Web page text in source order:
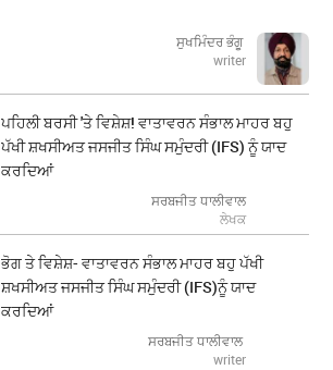
ਸੁਖਮਿੰਦਰ ਭੰਗੂ
writer
ਪਹਿਲੀ ਬਰਸੀ 'ਤੇ ਵਿਸ਼ੇਸ਼! ਵਾਤਾਵਰਨ ਸੰਭਾਲ ਮਾਹਰ ਬਹੁ
ਪੱਖੀ ਸ਼ਖਸੀਅਤ ਜਸਜੀਤ ਸਿੰਘ ਸਮੁੰਦਰੀ (IFS) ਨੂੰ ਯਾਦ
ਕਰਦਿਆਂ
ਸਰਬਜੀਤ ਧਾਲੀਵਾਲ
ਲੇਖਕ
ਭੋਗ ਤੇ ਵਿਸ਼ੇਸ਼- ਵਾਤਾਵਰਨ ਸੰਭਾਲ ਮਾਹਰ ਬਹੁ ਪੱਖੀ
ਸ਼ਖਸੀਅਤ ਜਸਜੀਤ ਸਿੰਘ ਸਮੁੰਦਰੀ (IFS)ਨੂੰ ਯਾਦ
ਕਰਦਿਆਂ
ਸਰਬਜੀਤ ਧਾਲੀਵਾਲ
writer